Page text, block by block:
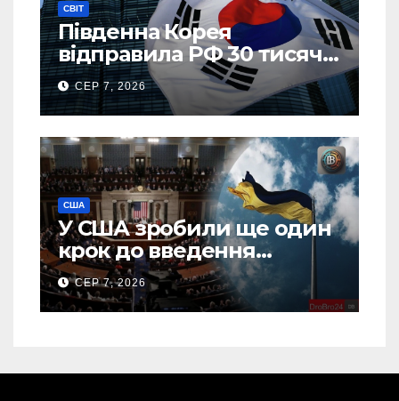
СВІТ
Південна Корея
відправила РФ 30 тисяч
тонн авіапалива
СЕР 7, 2026
США
У США зробили ще один
крок до введення
“пекельних санкцій”
проти Росії
СЕР 7, 2026